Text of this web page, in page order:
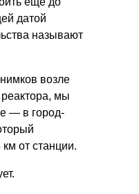
датой
называют
возле
мы
— в город-
км от станции.